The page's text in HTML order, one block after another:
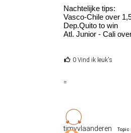
Nachtelijke tips:
Vasco-Chile over
Dep.Quito to win
Atl. Junior - Cali
0 Vind ik leuk's
=
timvvlaanderen Topic